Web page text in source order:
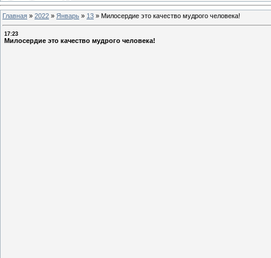
Главная » 2022 » Январь » 13 » Милосердие это качество мудрого человека!
17:23
Милосердие это качество мудрого человека!